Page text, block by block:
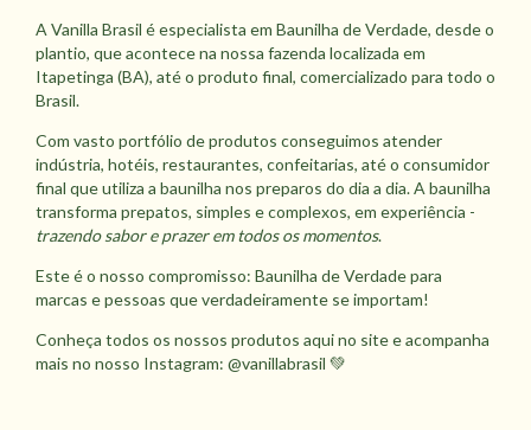
A Vanilla Brasil é especialista em Baunilha de Verdade, desde o
plantio, que acontece na nossa fazenda localizada em
Itapetinga (BA), até o produto final, comercializado para todo o
Brasil.
Com vasto portfólio de produtos conseguimos atender
indústria, hotéis, restaurantes, confeitarias, até o consumidor
final que utiliza a baunilha nos preparos do dia a dia. A baunilha
transforma prepatos, simples e complexos, em experiência -
trazendo sabor e prazer em todos os momentos.
Este é o nosso compromisso: Baunilha de Verdade para
marcas e pessoas que verdadeiramente se importam!
Conheça todos os nossos produtos aqui no site e acompanha
mais no nosso Instagram: @vanillabrasil 💚